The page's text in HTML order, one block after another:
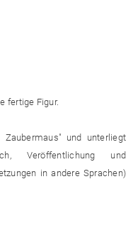
fertige Figur.
und unterliegt
Veröffentlichung und
in andere Sprachen)